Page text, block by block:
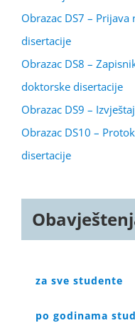
Obrazac DS7 –
disertacije
Obrazac DS8 –
doktorske disertacije
Obrazac DS9 –
Obrazac DS10 –
disertacije
za sve studente
po godinama